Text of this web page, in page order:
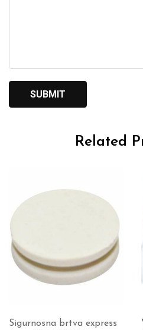
Related
Sigurnosna brtva express